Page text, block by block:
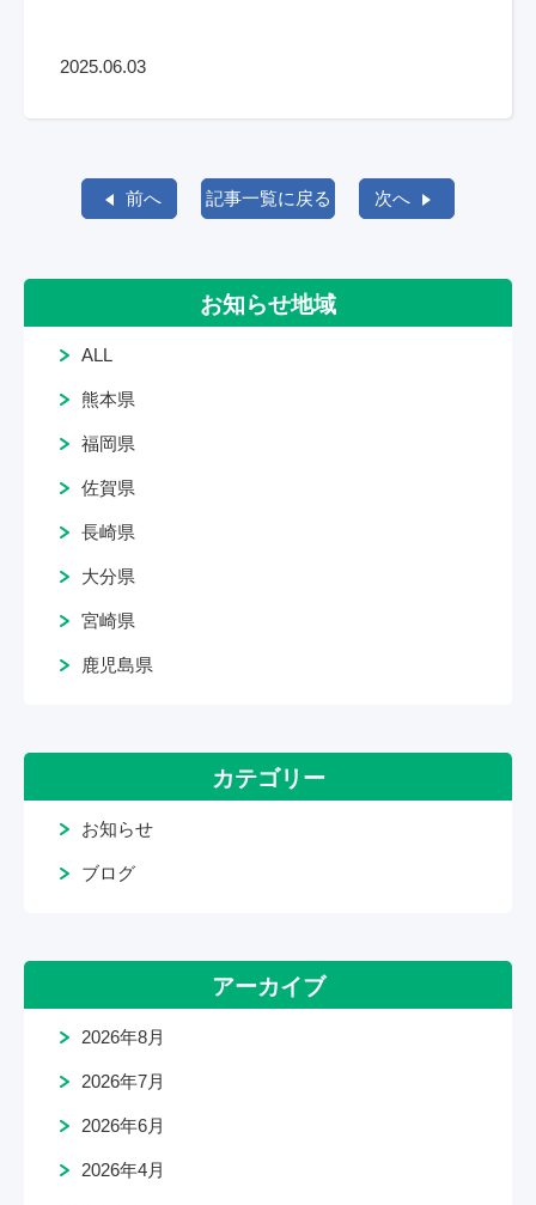
2025.06.03
前へ 記事一覧に戻る 次へ
お知らせ地域
ALL
熊本県
福岡県
佐賀県
長崎県
大分県
宮崎県
鹿児島県
カテゴリー
お知らせ
ブログ
アーカイブ
2026年8月
2026年7月
2026年6月
2026年4月